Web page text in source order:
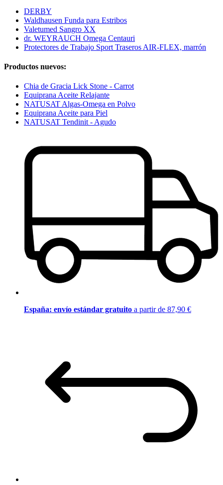
DERBY
Waldhausen Funda para Estribos
Valetumed Sangro XX
dr. WEYRAUCH Omega Centauri
Protectores de Trabajo Sport Traseros AIR-FLEX, marrón
Productos nuevos:
Chia de Gracia Lick Stone - Carrot
Equiprana Aceite Relajante
NATUSAT Algas-Omega en Polvo
Equiprana Aceite para Piel
NATUSAT Tendinit - Agudo
España: envío estándar gratuito a partir de 87,90 €